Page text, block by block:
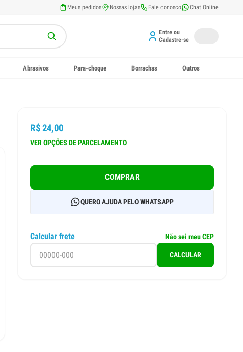
Meus pedidos Nossas lojas Fale conosco Chat Online
Entre ou
Cadastre-se
Abrasivos Para-choque Borrachas Outros
R$ 24,00
VER OPÇÕES DE PARCELAMENTO
COMPRAR
QUERO AJUDA PELO WHATSAPP
Calcular frete Não sei meu CEP
CALCULAR